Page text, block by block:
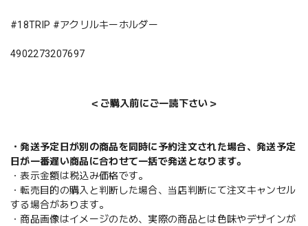
#18TRIP #アクリルキーホルダー
4902273207697
＜ご購入前にご一読下さい＞
・発送予定日が別の商品を同時に予約注文された場合、発送予定
日が一番遅い商品に合わせて一括で発送となります。
・表示金額は税込み価格です。
・転売目的の購入と判断した場合、当店判断にて注文キャンセル
する場合があります。
・商品画像はイメージのため、実際の商品とは色味やデザインが